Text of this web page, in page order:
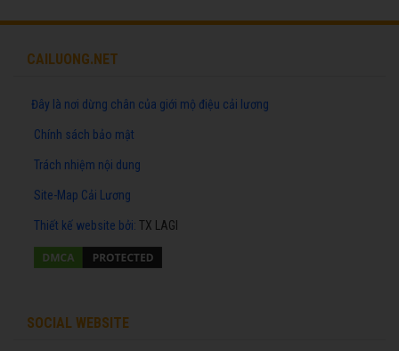
CAILUONG.NET
Đây là nơi dừng chân của giới mộ điệu cải lương
Chính sách bảo mật
Trách nhiệm nội dung
Site-Map Cải Lương
Thiết kế website bởi: TX LAGI
SOCIAL WEBSITE